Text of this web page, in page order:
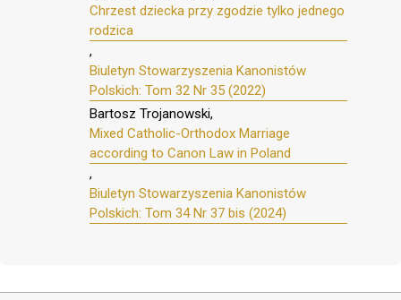
Chrzest dziecka przy zgodzie tylko jednego
rodzica
,
Biuletyn Stowarzyszenia Kanonistów
Polskich: Tom 32 Nr 35 (2022)
Bartosz Trojanowski,
Mixed Catholic-Orthodox Marriage
according to Canon Law in Poland
,
Biuletyn Stowarzyszenia Kanonistów
Polskich: Tom 34 Nr 37 bis (2024)